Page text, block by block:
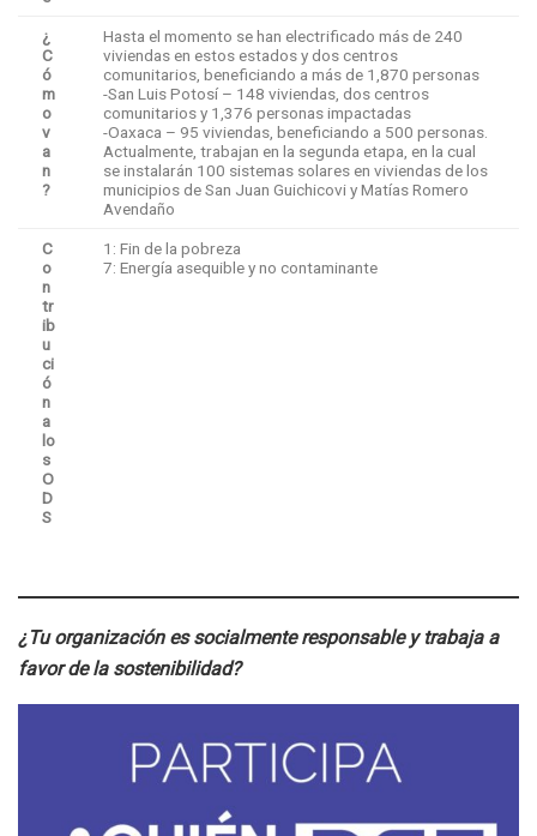
¿
C
ó
m
o
v
a
n
?
Hasta el momento se han electrificado más de 240
viviendas en estos estados y dos centros
comunitarios, beneficiando a más de 1,870 personas
-San Luis Potosí – 148 viviendas, dos centros
comunitarios y 1,376 personas impactadas
-Oaxaca – 95 viviendas, beneficiando a 500 personas.
Actualmente, trabajan en la segunda etapa, en la cual
se instalarán 100 sistemas solares en viviendas de los
municipios de San Juan Guichicovi y Matías Romero
Avendaño
C
o
n
tr
ib
u
ci
ó
n
a
lo
s
O
D
S
1: Fin de la pobreza
7: Energía asequible y no contaminante
¿Tu organización es socialmente responsable y trabaja a
favor de la sostenibilidad?